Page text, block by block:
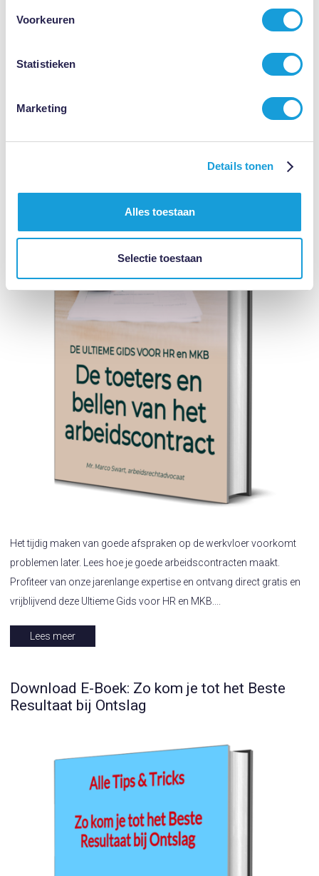
Voorkeuren
Statistieken
Marketing
Details tonen
Alles toestaan
Selectie toestaan
Download E-Boek: De Toeters en Bellen van
Het tijdig maken van goede afspraken op de werkvloer voorkomt
problemen later. Lees hoe je goede arbeidscontracten maakt.
Profiteer van onze jarenlange expertise en ontvang direct gratis en
vrijblijvend deze Ultieme Gids voor HR en MKB....
Lees meer
Download E-Boek: Zo kom je tot het Beste
Resultaat bij Ontslag